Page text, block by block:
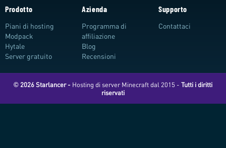
Prodotto
Piani di hosting
Modpack
Hytale
Server gratuito
Azienda
Programma di
affiliazione
Blog
Recensioni
Supporto
Contattaci
© 2026 Starlancer - Hosting di server Minecraft dal 2015 - Tutti i diritti
riservati